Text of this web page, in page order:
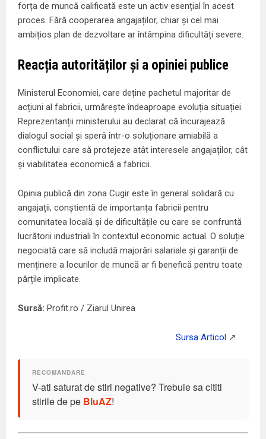
forța de muncă calificată este un activ esențial în acest
proces. Fără cooperarea angajaților, chiar și cel mai
ambițios plan de dezvoltare ar întâmpina dificultăți severe.
Reacția autorităților și a opiniei publice
Ministerul Economiei, care deține pachetul majoritar de
acțiuni al fabricii, urmărește îndeaproape evoluția situației.
Reprezentanții ministerului au declarat că încurajează
dialogul social și speră într-o soluționare amiabilă a
conflictului care să protejeze atât interesele angajaților, cât
și viabilitatea economică a fabricii.
Opinia publică din zona Cugir este în general solidară cu
angajații, conștientă de importanța fabricii pentru
comunitatea locală și de dificultățile cu care se confruntă
lucrătorii industriali în contextul economic actual. O soluție
negociată care să includă majorări salariale și garanții de
menținere a locurilor de muncă ar fi benefică pentru toate
părțile implicate.
Sursă: Profit.ro / Ziarul Unirea
V-ati saturat de stiri negative? Trebuie sa cititi
stirile de pe BluAZ!